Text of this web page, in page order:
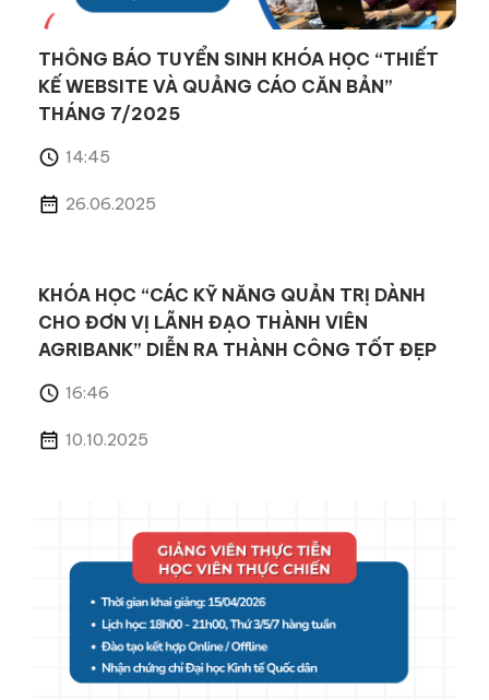
THÔNG BÁO TUYỂN SINH KHÓA HỌC “THIẾT
KẾ WEBSITE VÀ QUẢNG CÁO CĂN BẢN”
THÁNG 7/2025
14:45
26.06.2025
KHÓA HỌC “CÁC KỸ NĂNG QUẢN TRỊ DÀNH
CHO ĐƠN VỊ LÃNH ĐẠO THÀNH VIÊN
AGRIBANK” DIỄN RA THÀNH CÔNG TỐT ĐẸP
16:46
10.10.2025